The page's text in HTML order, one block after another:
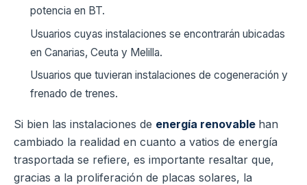
potencia en BT.
Usuarios cuyas instalaciones se encontrarán ubicadas
en Canarias, Ceuta y Melilla.
Usuarios que tuvieran instalaciones de cogeneración y
frenado de trenes.
Si bien las instalaciones de energía renovable han
cambiado la realidad en cuanto a vatios de energía
trasportada se refiere, es importante resaltar que,
gracias a la proliferación de placas solares, la